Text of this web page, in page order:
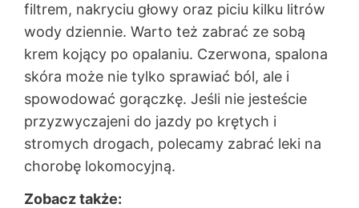
filtrem, nakryciu głowy oraz piciu kilku litrów
wody dziennie. Warto też zabrać ze sobą
krem kojący po opalaniu. Czerwona, spalona
skóra może nie tylko sprawiać ból, ale i
spowodować gorączkę. Jeśli nie jesteście
przyzwyczajeni do jazdy po krętych i
stromych drogach, polecamy zabrać leki na
chorobę lokomocyjną.
Zobacz także: